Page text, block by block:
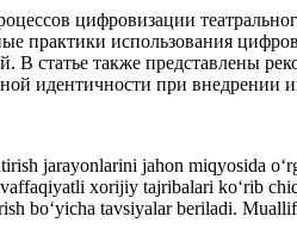
цифровизации
практики использования
В статье также представлены
идентичности при
jarayonlarini jahon miqyosida
xorijiy tajribalari ko‘rib
bo‘yicha tavsiyalar beriladi.